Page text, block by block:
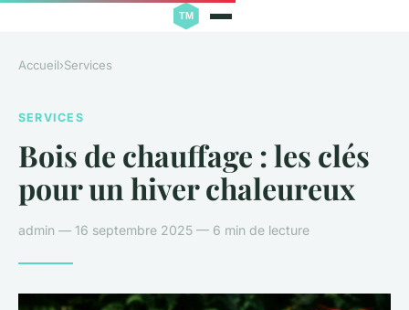
Accueil›Services
SERVICES
Bois de chauffage : les clés
pour un hiver chaleureux
admin — 16 septembre 2025 — 6 min de lecture